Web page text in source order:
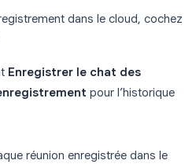
dans le cloud, cochez
Enregistrer le chat des
pour l’historique
réunion enregistrée dans le